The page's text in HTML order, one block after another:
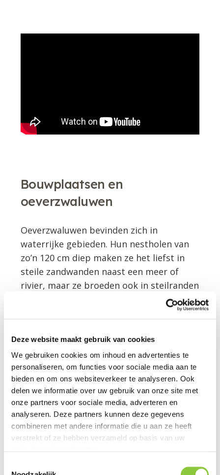
Deze website maakt gebruik van cookies
We gebruiken cookies om inhoud en advertenties te
personaliseren, om functies voor sociale media aan te
bieden en om ons websiteverkeer te analyseren. Ook
delen we informatie over uw gebruik van onze site met
onze partners voor sociale media, adverteren en
analyseren. Deze partners kunnen deze gegevens
combineren met andere informatie die u aan ze heeft
verstrekt of ze hebben verzameld op basis van uw
Bouwplaatsen en
oeverzwaluwen
Oeverzwaluwen bevinden zich in
waterrijke gebieden. Hun nestholen van
zo’n 120 cm diep maken ze het liefst in
steile zandwanden naast een meer of
rivier, maar ze broeden ook in steilranden
die door mensen zijn gemaakt, zoals
april tot en met augustus en hebben die
periode vaak twee legsels in hetzelfde
hol. Als de oeverzwaluw voorafgaand aan
de werkzaamheden al op het terrein
broedt, moet gewacht worden totdat
deze zijn uitgebroed. Pas dan kan gestart
worden met de werkzaamheden die voor
de broedende oeverzwaluwen verstoren